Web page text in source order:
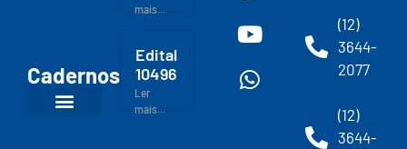
Cadernos
mais...
Edital
10496
Ler
mais...
(12)
3644-
2077
(12)
3644-